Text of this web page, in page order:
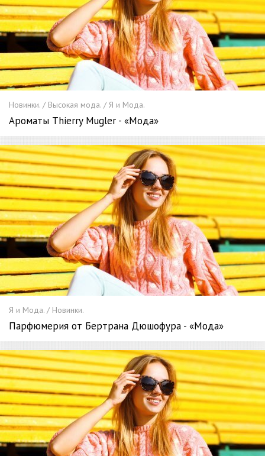
Новинки. / Высокая мода. / Я и Мода.
Ароматы Thierry Mugler - «Мода»
Я и Мода. / Новинки.
Парфюмерия от Бертрана Дюшофура - «Мода»